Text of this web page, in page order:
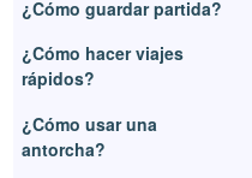
¿Cómo guardar partida?
¿Cómo hacer viajes
rápidos?
¿Cómo usar una
antorcha?